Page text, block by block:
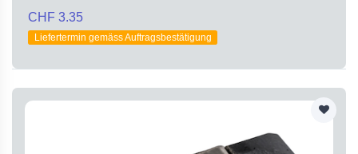
CHF 3.35
Liefertermin gemäss Auftragsbestätigung